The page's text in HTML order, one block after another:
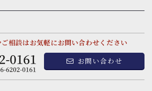
相談はお気軽にお問い合わせください
お問い合わせ